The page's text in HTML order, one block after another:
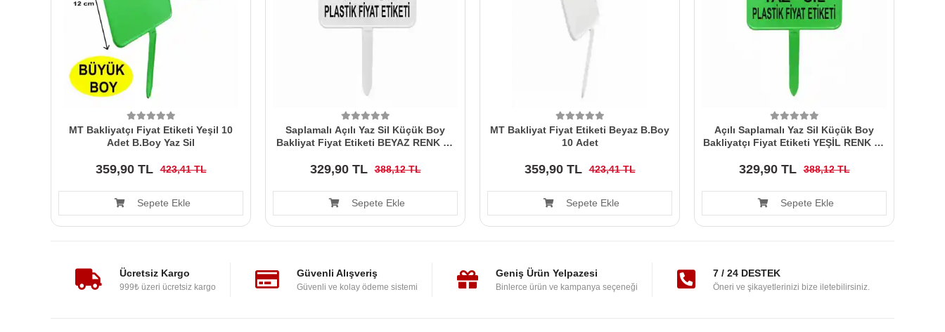
MT Bakliyatçı Fiyat Etiketi Yeşil 10
Adet B.Boy Yaz Sil
359,90 TL 423,41 TL
Sepete Ekle
Saplamalı Açılı Yaz Sil Küçük Boy
Bakliyat Fiyat Etiketi BEYAZ RENK 10
329,90 TL 388,12 TL
Sepete Ekle
MT Bakliyat Fiyat Etiketi Beyaz B.Boy
10 Adet
359,90 TL 423,41 TL
Sepete Ekle
Açılı Saplamalı Yaz Sil Küçük Boy
Bakliyatçı Fiyat Etiketi YEŞİL RENK 10
329,90 TL 388,12 TL
Sepete Ekle
Ücretsiz Kargo
999₺ üzeri ücretsiz kargo
Güvenli Alışveriş
Güvenli ve kolay ödeme sistemi
Geniş Ürün Yelpazesi
Binlerce ürün ve kampanya seçeneği
7 / 24 DESTEK
Öneri ve şikayetlerinizi bize iletebilirsiniz.